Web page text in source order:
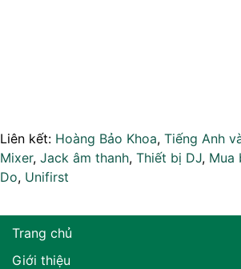
Liên kết: Hoàng Bảo Khoa, Tiếng Anh
Mixer, Jack âm thanh, Thiết bị DJ, Mua
Do, Unifirst
Trang chủ
Giới thiệu